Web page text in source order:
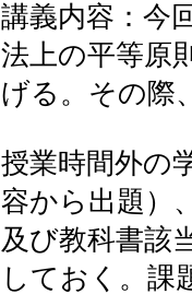
講義内容：今
法上の平等原
げる。その際
授業時間外の
容から出題）
及び教科書該
しておく。課